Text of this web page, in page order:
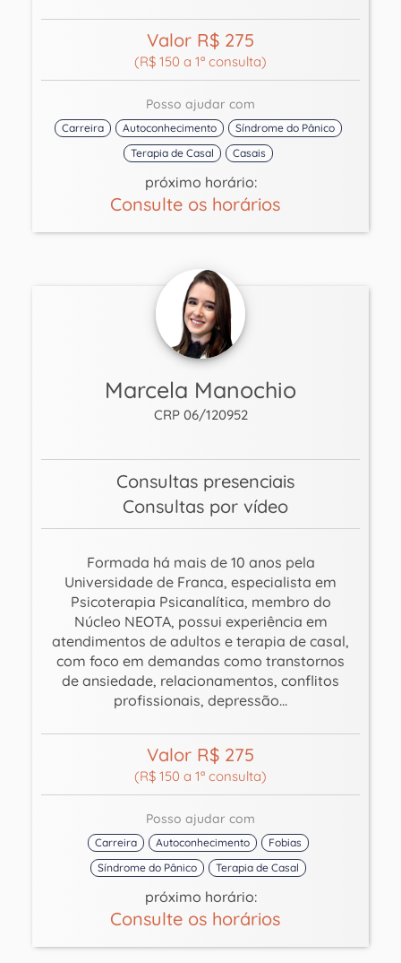
Valor R$ 275
(R$ 150 a 1ª consulta)
Posso ajudar com
Carreira Autoconhecimento
Síndrome do Pânico
Terapia de Casal
Casais
próximo horário:
Consulte os horários
Marcela Manochio
CRP 06/120952
Consultas presenciais
Consultas por vídeo
Formada há mais de 10 anos pela
Universidade de Franca, especialista em
Psicoterapia Psicanalítica, membro do
Núcleo NEOTA, possui experiência em
atendimentos de adultos e terapia de casal,
com foco em demandas como transtornos
de ansiedade, relacionamentos, conflitos
profissionais, depressão...
Valor R$ 275
(R$ 150 a 1ª consulta)
Posso ajudar com
Carreira Autoconhecimento
Fobias
Síndrome do Pânico
Terapia de Casal
próximo horário:
Consulte os horários